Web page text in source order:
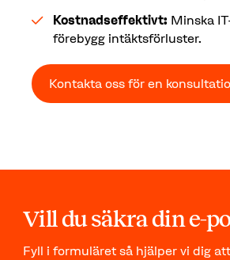
Kostnadseffektivt: Minska
förebygg intäktsförluster.
Kontakta oss för en
Vill du säkra din e-
Fyll i formuläret så hjälper vi dig